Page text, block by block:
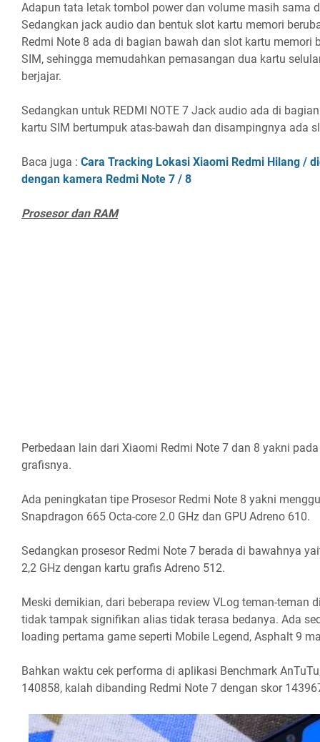
Adapun tata letak tombol power dan volume masih sama
Sedangkan jack audio dan bentuk slot kartu memori
Redmi Note 8 ada di bagian bawah dan slot kartu memori
SIM, sehingga memudahkan pemasangan dua kartu
berjajar.
Sedangkan untuk REDMI NOTE 7 Jack audio ada di
kartu SIM bertumpuk atas-bawah dan disampingnya ada
Baca juga : Cara Tracking Lokasi Xiaomi Redmi Hilang /
dengan kamera Redmi Note 7 / 8
Prosesor dan RAM
Perbedaan lain dari Xiaomi Redmi Note 7 dan 8 yakni
grafisnya.
Ada peningkatan tipe Prosesor Redmi Note 8 yakni
Snapdragon 665 Octa-core 2.0 GHz dan GPU Adreno 610.
Sedangkan prosesor Redmi Note 7 berada di bawahnya
2,2 GHz dengan kartu grafis Adreno 512.
Meski demikian, dari beberapa review VLog teman-teman
tidak tampak signifikan alias tidak terasa bedanya. Ada
loading pertama game seperti Mobile Legend, Asphalt 9
Bahkan waktu cek performa di aplikasi Benchmark
140858, kalah dibanding Redmi Note 7 dengan skor